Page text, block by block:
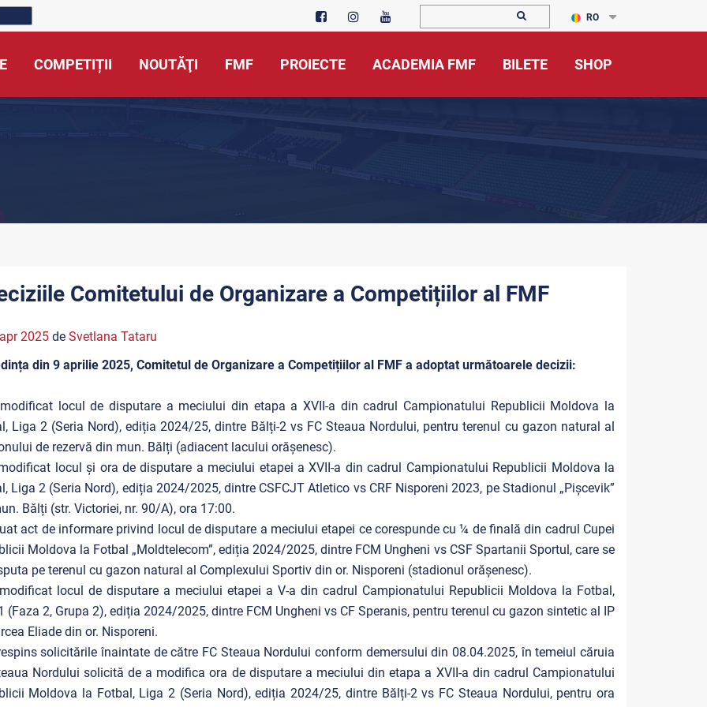
RO
COMPETIȚII NOUTĂŢI FMF PROIECTE ACADEMIA FMF BILETE SHOP
Comitetului de Organizare a Competițiilor al FMF
2025de Svetlana Tataru
din 9 aprilie 2025, Comitetul de Organizare a Competițiilor al FMF a adoptat următoarele decizii:
locul de disputare a meciului din etapa a XVII-a din cadrul Campionatului Republicii Moldova la
Liga 2 (Seria Nord), ediția 2024/25, dintre Bălți-2 vs FC Steaua Nordului, pentru terenul cu gazon natural al
de rezervă din mun. Bălți (adiacent lacului orășenesc).
locul și ora de disputare a meciului etapei a XVII-a din cadrul Campionatului Republicii Moldova la
Liga 2 (Seria Nord), ediția 2024/2025, dintre CSFCJT Atletico vs CRF Nisporeni 2023, pe Stadionul „Pişcevik”
Bălți (str. Victoriei, nr. 90/A), ora 17:00.
act de informare privind locul de disputare a meciului etapei ce corespunde cu ¼ de finală din cadrul Cupei
Moldova la Fotbal „Moldtelecom”, ediția 2024/2025, dintre FCM Ungheni vs CSF Spartanii Sportul, care se
pe terenul cu gazon natural al Complexului Sportiv din or. Nisporeni (stadionul orășenesc).
locul de disputare a meciului etapei a V-a din cadrul Campionatului Republicii Moldova la Fotbal,
(Faza 2, Grupa 2), ediția 2024/2025, dintre FCM Ungheni vs CF Speranis, pentru terenul cu gazon sintetic al IP
Eliade din or. Nisporeni.
solicitările înaintate de către FC Steaua Nordului conform demersului din 08.04.2025, în temeiul căruia
Nordului solicită de a modifica ora de disputare a meciului din etapa a XVII-a din cadrul Campionatului
Moldova la Fotbal, Liga 2 (Seria Nord), ediția 2024/25, dintre Bălți-2 vs FC Steaua Nordului, pentru ora